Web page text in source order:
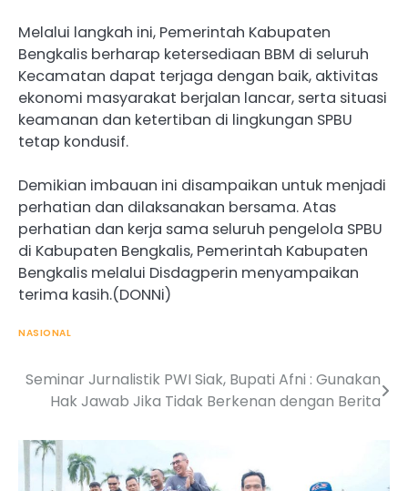
Melalui langkah ini, Pemerintah Kabupaten
Bengkalis berharap ketersediaan BBM di seluruh
Kecamatan dapat terjaga dengan baik, aktivitas
ekonomi masyarakat berjalan lancar, serta situasi
keamanan dan ketertiban di lingkungan SPBU
tetap kondusif.
Demikian imbauan ini disampaikan untuk menjadi
perhatian dan dilaksanakan bersama. Atas
perhatian dan kerja sama seluruh pengelola SPBU
di Kabupaten Bengkalis, Pemerintah Kabupaten
Bengkalis melalui Disdagperin menyampaikan
terima kasih.(DONNi)
NASIONAL
Post
Seminar Jurnalistik PWI Siak, Bupati Afni : Gunakan
Hak Jawab Jika Tidak Berkenan dengan Berita